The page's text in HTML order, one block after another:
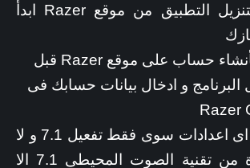
بعد ان تقوم بتنزيل التطبيق من موقع Razer ابدأ
يجب ان تقوم بأنشاء حساب على موقع Razer قبل
البرنامج و ادخال بيانات حسابك فى
لا يتيح التطبيق اى اعدادات سوى فقط تفعيل 7.1 و لا
يمكن الاستفادة من تقنية الصوت المحيطى 7.1 الا